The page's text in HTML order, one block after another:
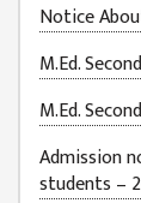
Notice
M.Ed.
M.Ed.
Admission
students –